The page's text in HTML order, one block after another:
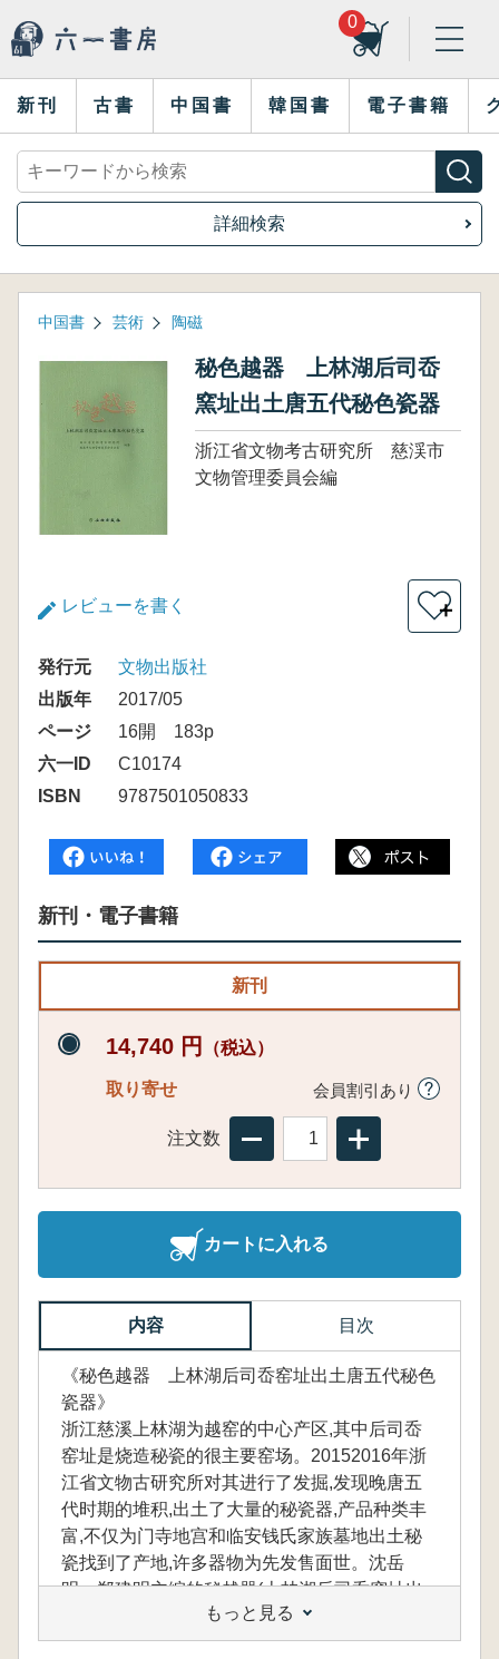
0
新刊 古書 中国書 韓国書 電子書籍
詳細検索
中国書 芸術 陶磁
秘色越器 上林湖后司岙
窯址出土唐五代秘色瓷器
浙江省文物考古研究所 慈渓市
文物管理委員会編
レビューを書く ＋
発行元
文物出版社
出版年
2017/05
ページ
16開 183p
六一ID
C10174
ISBN
9787501050833
新刊・電子書籍
新刊
14,740 円 （税込）
取り寄せ 会員割引あり
注文数
カートに入れる
内容 目次
《秘色越器 上林湖后司岙窑址出土唐五代秘色
瓷器》
浙江慈溪上林湖为越窑的中心产区,其中后司岙
窑址是烧造秘瓷的很主要窑场。20152016年浙
江省文物古研究所对其进行了发掘,发现晚唐五
代时期的堆积,出土了大量的秘瓷器,产品种类丰
富,不仅为门寺地宫和临安钱氏家族墓地出土秘
瓷找到了产地,许多器物为先发售面世。沈岳
明、郑建明主编的秘越器(上林湖后司岙窑址出
土唐五代秘瓷器)选取后司岙窑址出土秘瓷器及
窑具、装烧标本近200件,并选取门寺地宫和临安
もっと見る